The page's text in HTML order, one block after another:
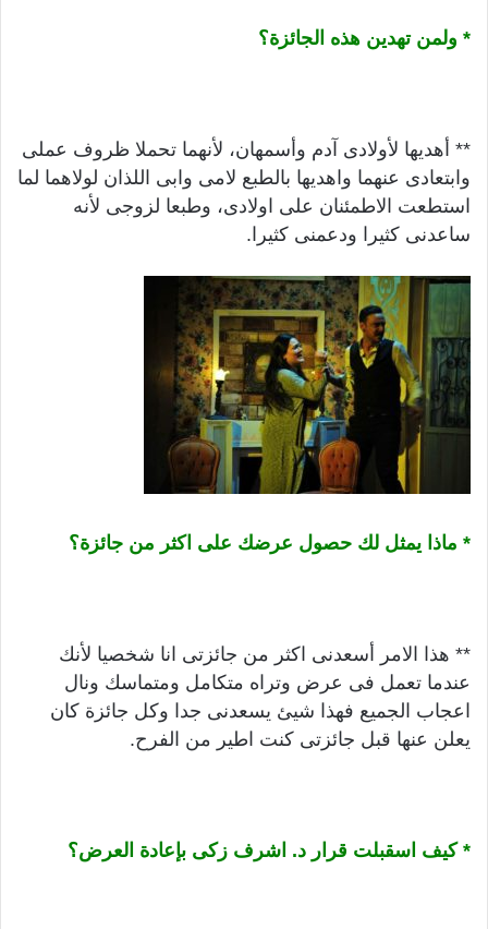
* ولمن تهدين هذه الجائزة؟
** أهديها لأولادى آدم وأسمهان، لأنهما تحملا ظروف عملى
وابتعادى عنهما واهديها بالطبع لامى وابى اللذان لولاهما لما
استطعت الاطمئنان على اولادى، وطبعا لزوجى لأنه
ساعدنى كثيرا ودعمنى كثيرا.
* ماذا يمثل لك حصول عرضك على اكثر من جائزة؟
** هذا الامر أسعدنى اكثر من جائزتى انا شخصيا لأنك
عندما تعمل فى عرض وتراه متكامل ومتماسك ونال
اعجاب الجميع فهذا شيئ يسعدنى جدا وكل جائزة كان
يعلن عنها قبل جائزتى كنت اطير من الفرح.
* كيف اسقبلت قرار د. اشرف زكى بإعادة العرض؟